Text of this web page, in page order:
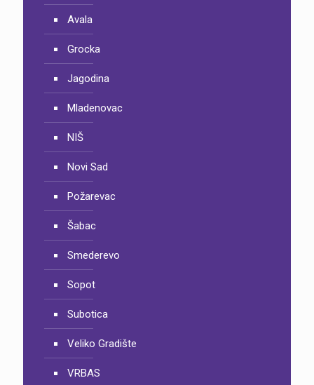
Avala
Grocka
Jagodina
Mladenovac
NIŠ
Novi Sad
Požarevac
Šabac
Smederevo
Sopot
Subotica
Veliko Gradište
VRBAS